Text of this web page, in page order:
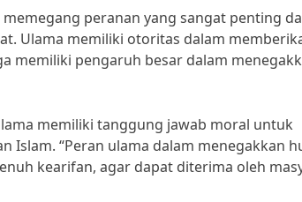
peranan yang sangat penting
Ulama memiliki otoritas dalam
memiliki pengaruh besar dalam
memiliki tanggung jawab moral untuk
Islam. “Peran ulama dalam menegakkan
kearifan, agar dapat diterima oleh